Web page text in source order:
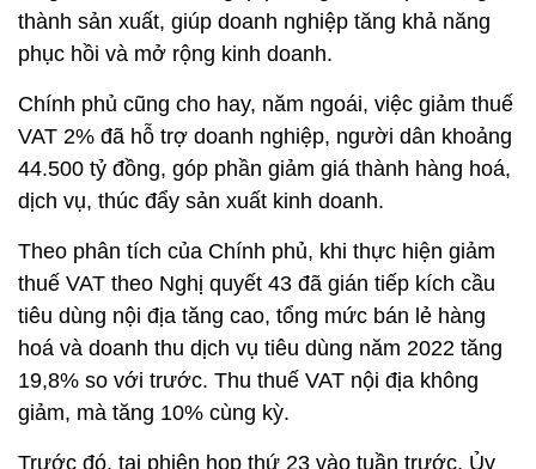
thành sản xuất, giúp doanh nghiệp tăng khả năng
phục hồi và mở rộng kinh doanh.
Chính phủ cũng cho hay, năm ngoái, việc giảm thuế
VAT 2% đã hỗ trợ doanh nghiệp, người dân khoảng
44.500 tỷ đồng, góp phần giảm giá thành hàng hoá,
dịch vụ, thúc đẩy sản xuất kinh doanh.
Theo phân tích của Chính phủ, khi thực hiện giảm
thuế VAT theo Nghị quyết 43 đã gián tiếp kích cầu
tiêu dùng nội địa tăng cao, tổng mức bán lẻ hàng
hoá và doanh thu dịch vụ tiêu dùng năm 2022 tăng
19,8% so với trước. Thu thuế VAT nội địa không
giảm, mà tăng 10% cùng kỳ.
Trước đó, tại phiên họp thứ 23 vào tuần trước, Ủy